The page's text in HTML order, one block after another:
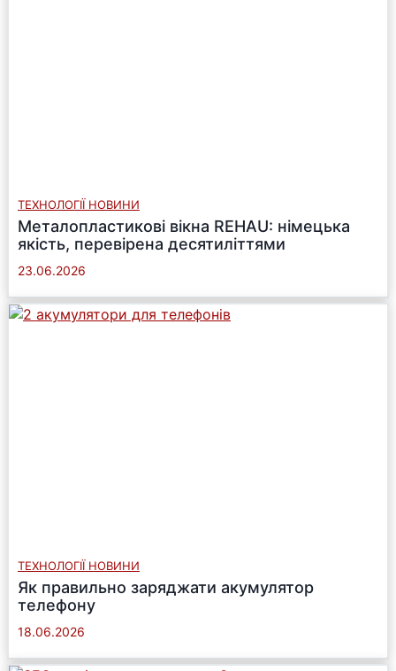
ТЕХНОЛОГІЇ НОВИНИ
Металопластикові вікна REHAU: німецька
якість, перевірена десятиліттями
23.06.2026
ТЕХНОЛОГІЇ НОВИНИ
Як правильно заряджати акумулятор
телефону
18.06.2026